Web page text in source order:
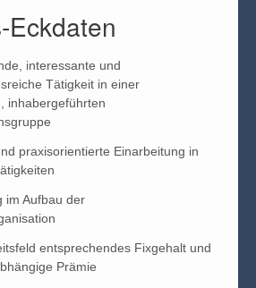
Eckdaten
interessante und
Tätigkeit in einer
inhabergeführten
praxisorientierte Einarbeitung in
im Aufbau der
entsprechendes Fixgehalt und
Prämie